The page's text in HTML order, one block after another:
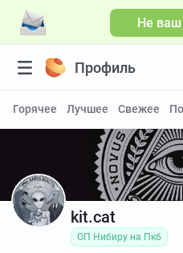
Не
Профиль
Горячее Лучшее Свежее
kit.cat
ОП Нибиру на Пкб